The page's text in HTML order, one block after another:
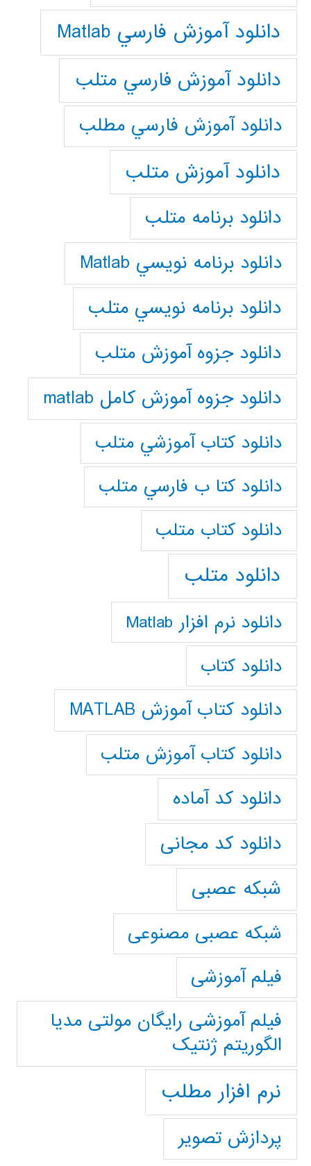
دانلود آموزش فارسي Matlab
دانلود آموزش فارسي متلب
دانلود آموزش فارسي مطلب
دانلود آموزش متلب
دانلود برنامه متلب
دانلود برنامه نويسي Matlab
دانلود برنامه نويسي متلب
دانلود جزوه آموزش متلب
دانلود جزوه آموزش کامل matlab
دانلود كتاب آموزشي متلب
دانلود كتا ب فارسي متلب
دانلود كتاب متلب
دانلود متلب
دانلود نرم افزار Matlab
دانلود کتاب
دانلود کتاب آموزش MATLAB
دانلود کتاب آموزش متلب
دانلود کد آماده
دانلود کد مجانی
شبکه عصبی
شبکه عصبی مصنوعی
فیلم آموزشی
فیلم آموزشی رایگان مولتی مدیا
الگوریتم ژنتیک
نرم افزار مطلب
پردازش تصویر